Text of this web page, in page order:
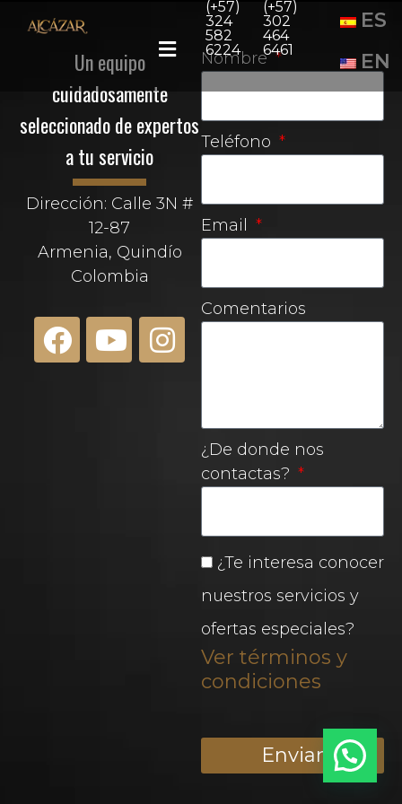
(+57)
324
582
6224
(+57)
302
464
6461
ES
EN
Un equipo
cuidadosamente
seleccionado de expertos
a tu servicio
Dirección: Calle 3N #
12-87
Armenia, Quindío
Colombia
Nombre
Teléfono
Email
Comentarios
¿De donde nos
contactas?
¿Te interesa conocer
nuestros servicios y
ofertas especiales?
Ver términos y
condiciones
Enviar